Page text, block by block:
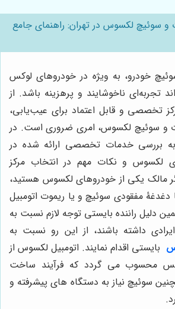
سوئیچ لکسوس در تهران: راهنمای جامع
خودرو، به ویژه در خودروهای لوکس
تجربه‌ای ناخوشایند و پرهزینه باشد. از
تخصصی و قابل اعتماد برای عیب‌یابی،
و سوئیچ لکسوس، امری ضروری است. در
به بررسی خدمات تخصصی ارائه شده در
لکسوس و نکات مهم در انتخاب مرکز
مالک یکی از خودروهای لکسوس هستید،
دغدغۀ مفقودی سوئیچ و یا ریموت اتومبیل
دلیل راننده بایستی توجه لازم نسبت به
داشته باشند، از این رو نسبت به
بایستی اقدام نمایند. اتومبیل لکسوس از
محسوب می گردد که فرآیند ساخت
سوئیچ نیاز به دستگاه های پیشرفته و